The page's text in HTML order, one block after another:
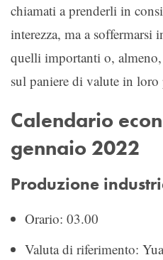
chiamati a prenderli in
interezza, ma a soffermarsi
quelli importanti o,
sul paniere di valute in loro
Calendario
gennaio 2022
Produzione
Orario: 03.00
Valuta di riferimento: